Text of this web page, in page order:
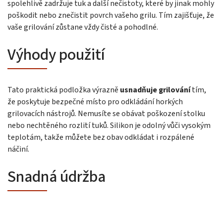
spolehlivě zadržuje tuk a další nečistoty, které by jinak mohly
poškodit nebo znečistit povrch vašeho grilu. Tím zajišťuje, že
vaše grilování zůstane vždy čisté a pohodlné.
Výhody použití
Tato praktická podložka výrazně usnadňuje grilovánítím,
že poskytuje bezpečné místo pro odkládání horkých
grilovacích nástrojů. Nemusíte se obávat poškození stolku
nebo nechtěného rozlití tuků. Silikon je odolný vůči vysokým
teplotám, takže můžete bez obav odkládat i rozpálené
náčiní.
Snadná údržba